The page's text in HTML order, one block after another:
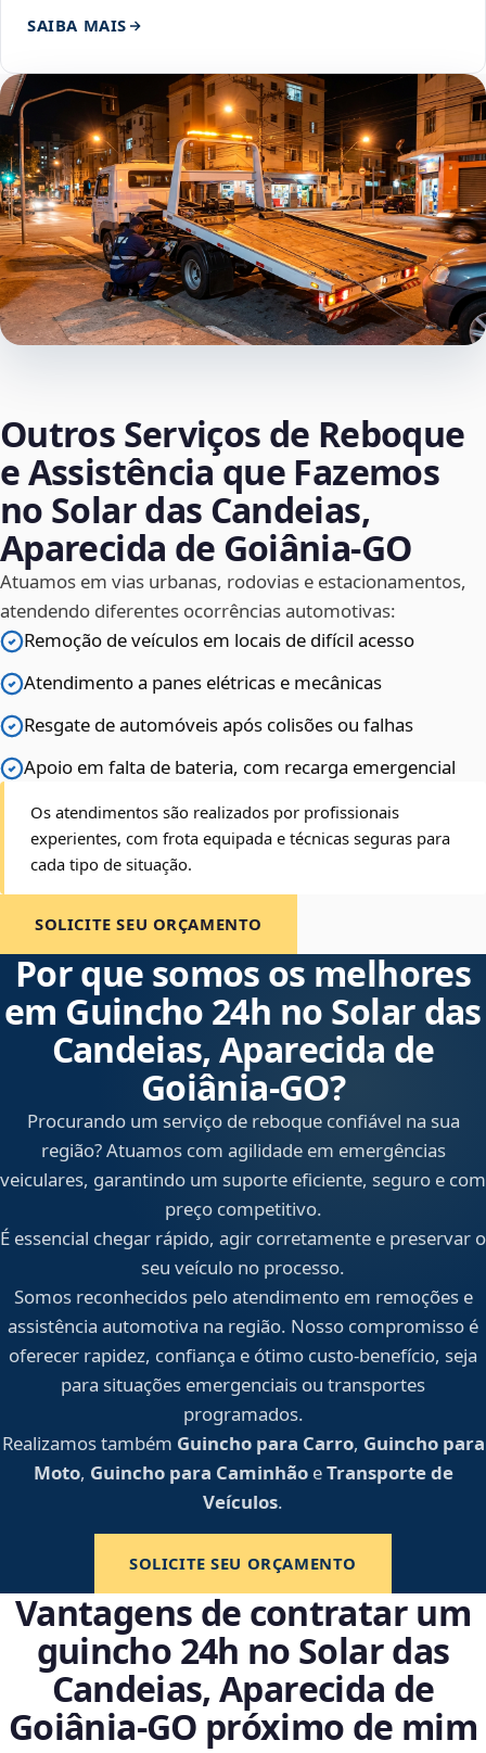
SAIBA MAIS
Outros Serviços de Reboque
e Assistência que Fazemos
no Solar das Candeias,
Aparecida de Goiânia‑GO
Atuamos em vias urbanas, rodovias e estacionamentos,
atendendo diferentes ocorrências automotivas:
Remoção de veículos em locais de difícil acesso
Atendimento a panes elétricas e mecânicas
Resgate de automóveis após colisões ou falhas
Apoio em falta de bateria, com recarga emergencial
Os atendimentos são realizados por profissionais
experientes, com frota equipada e técnicas seguras para
cada tipo de situação.
SOLICITE SEU ORÇAMENTO
Por que somos os melhores
em Guincho 24h no Solar das
Candeias, Aparecida de
Goiânia‑GO?
Procurando um serviço de reboque confiável na sua
região? Atuamos com agilidade em emergências
veiculares, garantindo um suporte eficiente, seguro e com
preço competitivo.
É essencial chegar rápido, agir corretamente e preservar o
seu veículo no processo.
Somos reconhecidos pelo atendimento em remoções e
assistência automotiva na região. Nosso compromisso é
oferecer rapidez, confiança e ótimo custo-benefício, seja
para situações emergenciais ou transportes
programados.
Realizamos também Guincho para Carro, Guincho para
Moto, Guincho para CaminhãoeTransporte de
Veículos.
SOLICITE SEU ORÇAMENTO
Vantagens de contratar um
guincho 24h no Solar das
Candeias, Aparecida de
Goiânia‑GO próximo de mim